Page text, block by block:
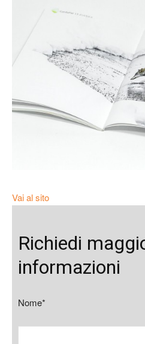
Vai al sito
Richiedi
informazioni
Nome*